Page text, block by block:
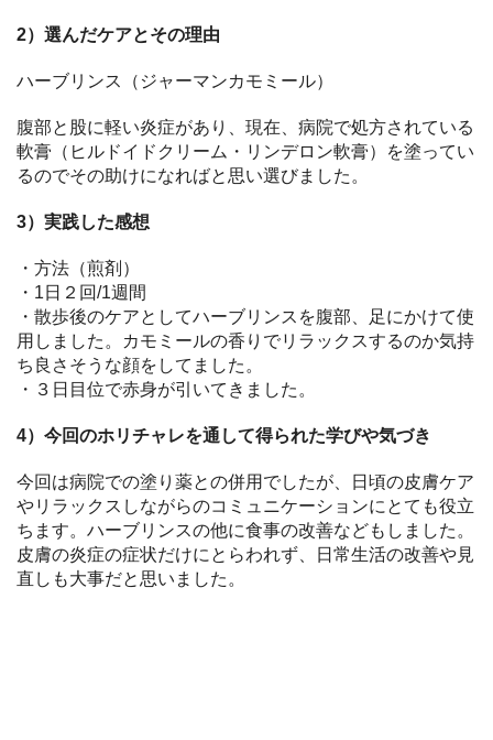
2）選んだケアとその理由
ハーブリンス（ジャーマンカモミール）
腹部と股に軽い炎症があり、現在、病院で処方されている
軟膏（ヒルドイドクリーム・リンデロン軟膏）を塗ってい
るのでその助けになればと思い選びました。
3）実践した感想
・方法（煎剤）
・1日２回/1週間
・散歩後のケアとしてハーブリンスを腹部、足にかけて使
用しました。カモミールの香りでリラックスするのか気持
ち良さそうな顔をしてました。
・３日目位で赤身が引いてきました。
4）今回のホリチャレを通して得られた学びや気づき
今回は病院での塗り薬との併用でしたが、日頃の皮膚ケア
やリラックスしながらのコミュニケーションにとても役立
ちます。ハーブリンスの他に食事の改善などもしました。
皮膚の炎症の症状だけにとらわれず、日常生活の改善や見
直しも大事だと思いました。